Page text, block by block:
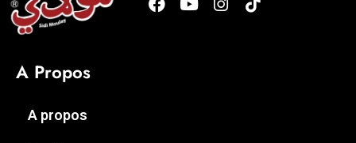
A Propos
A propos